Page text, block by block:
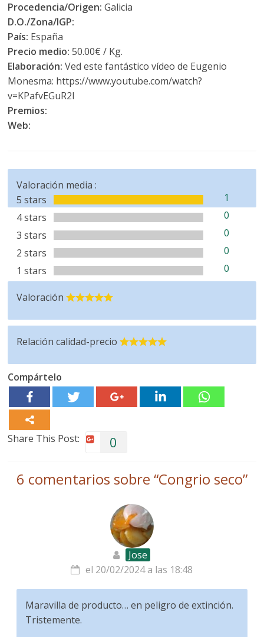
Procedencia/Origen: Galicia
D.O./Zona/IGP:
País: España
Precio medio: 50.00€ / Kg.
Elaboración: Ved este fantástico vídeo de Eugenio
Monesma: https://www.youtube.com/watch?
v=KPafvEGuR2I
Premios:
Web:
Valoración media :
5 stars
1
4 stars
0
3 stars
0
2 stars
0
1 stars
0
Valoración
Relación calidad-precio
Compártelo
Share This Post: 0
6 comentarios sobre “Congrio seco”
Jose
el 20/02/2024 a las 18:48
Maravilla de producto… en peligro de extinción.
Tristemente.